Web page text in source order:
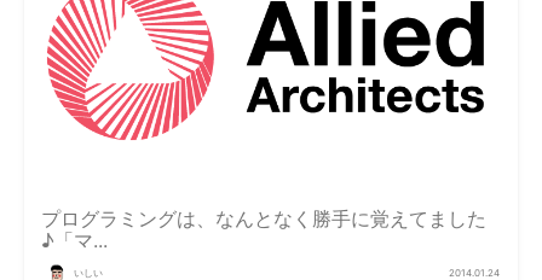
プログラミングは、なんとなく勝手に覚えてました
♪「マ...
いしい 2014.01.24